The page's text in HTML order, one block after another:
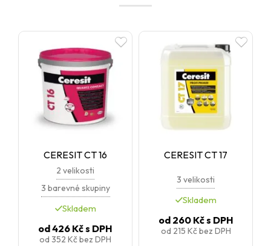
CERESIT CT 16
2 velikosti
3 barevné skupiny
Skladem
od426 Kčs DPH
od 352 Kčbez DPH
CERESIT CT 17
3 velikosti
Skladem
od260 Kčs DPH
od 215 Kčbez DPH